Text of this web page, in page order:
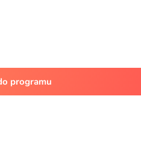
programu